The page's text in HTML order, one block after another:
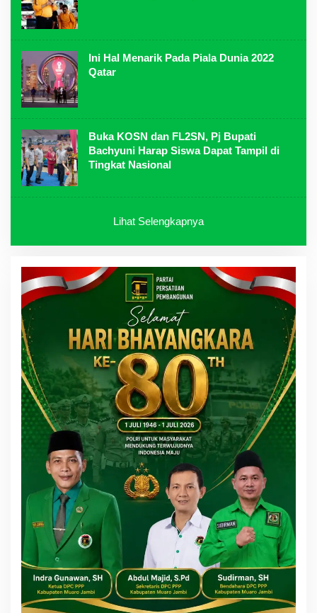
Ini Hal Menarik Pada Piala Dunia 2022
Qatar
Buka KOSN dan FL2SN, Pj Bupati
Bachyuni Harap Siswa Dapat Tampil di
Tingkat Nasional
Lihat Selengkapnya